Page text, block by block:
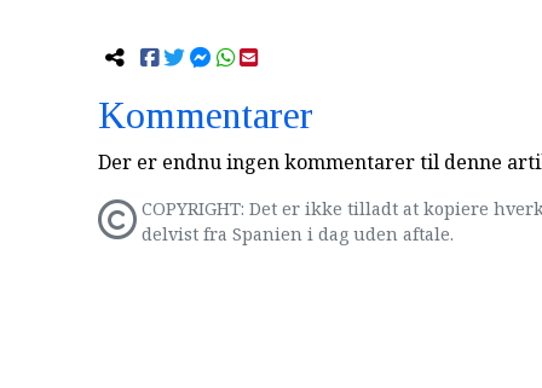
Kommentarer
Der er endnu ingen kommentarer til denne
COPYRIGHT: Det er ikke tilladt at kopiere
delvist fra Spanien i dag uden aftale.